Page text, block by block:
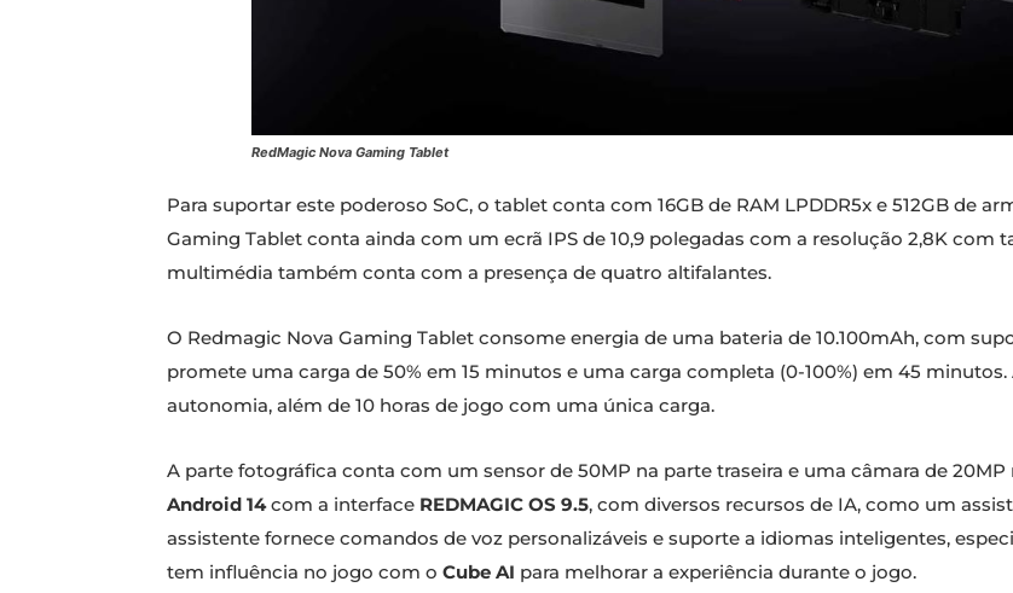
RedMagic Nova Gaming Tablet
Para suportar este poderoso SoC, o tablet conta com 16GB de RAM LPDDR5x e 512GB de
Gaming Tablet conta ainda com um ecrã IPS de 10,9 polegadas com a resolução 2,8K com
multimédia também conta com a presença de quatro altifalantes.
O Redmagic Nova Gaming Tablet consome energia de uma bateria de 10.100mAh, com
promete uma carga de 50% em 15 minutos e uma carga completa (0-100%) em 45
autonomia, além de 10 horas de jogo com uma única carga.
A parte fotográfica conta com um sensor de 50MP na parte traseira e uma câmara de
Android 14com a interface REDMAGIC OS 9.5, com diversos recursos de IA, como um
assistente fornece comandos de voz personalizáveis ​​​​e suporte a idiomas inteligentes,
tem influência no jogo com o Cube AI para melhorar a experiência durante o jogo.